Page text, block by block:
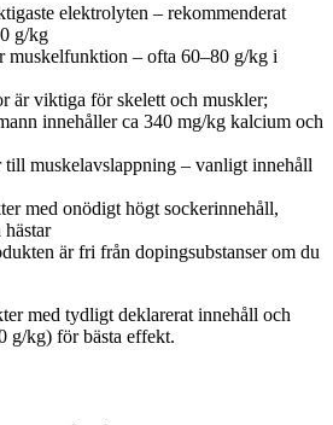
elektrolyten – rekommenderat
g/kg
muskelfunktion – ofta 60–80 g/kg i
är viktiga för skelett och muskler;
innehåller ca 340 mg/kg kalcium och
till muskelavslappning – vanligt innehåll
med onödigt högt sockerinnehåll,
är fri från dopingsubstanser om du
med tydligt deklarerat innehåll och
g/kg) för bästa effekt.